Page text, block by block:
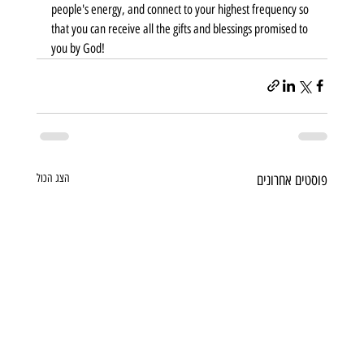
people's energy, and connect to your highest frequency so
that you can receive all the gifts and blessings promised to
you by God!
פוסטים אחרונים הצג הכול